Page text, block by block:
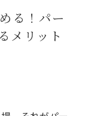
る！パー
メリット